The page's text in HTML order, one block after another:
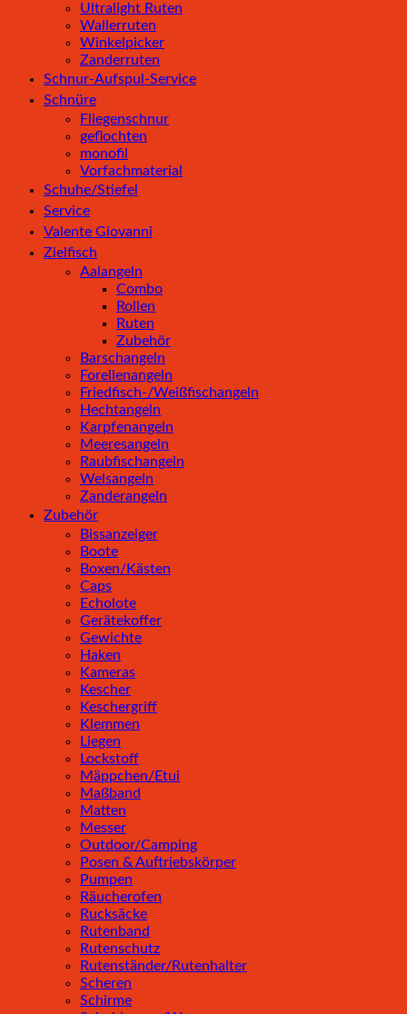
Ultralight Ruten
Wallerruten
Winkelpicker
Zanderruten
Schnur-Aufspul-Service
Schnüre
Fliegenschnur
geflochten
monofil
Vorfachmaterial
Schuhe/Stiefel
Service
Valente Giovanni
Zielfisch
Aalangeln
Combo
Rollen
Ruten
Zubehör
Barschangeln
Forellenangeln
Friedfisch-/Weißfischangeln
Hechtangeln
Karpfenangeln
Meeresangeln
Raubfischangeln
Welsangeln
Zanderangeln
Zubehör
Bissanzeiger
Boote
Boxen/Kästen
Caps
Echolote
Gerätekoffer
Gewichte
Haken
Kameras
Kescher
Keschergriff
Klemmen
Liegen
Lockstoff
Mäppchen/Etui
Maßband
Matten
Messer
Outdoor/Camping
Posen & Auftriebskörper
Pumpen
Räucherofen
Rucksäcke
Rutenband
Rutenschutz
Rutenständer/Rutenhalter
Scheren
Schirme